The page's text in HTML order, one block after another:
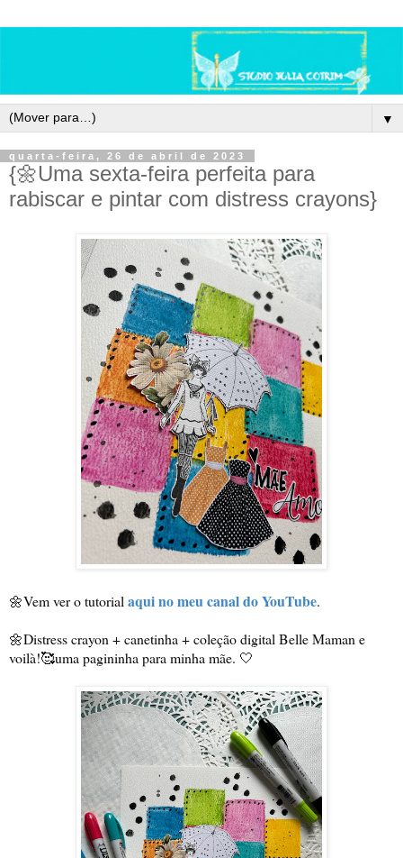
▼
quarta-feira, 26 de abril de 2023
{🌼Uma sexta-feira perfeita para
rabiscar e pintar com distress crayons}
🌼Vem ver o tutorial aqui no meu canal do YouTube.
🌼Distress crayon + canetinha + coleção digital Belle Maman e
voilà!🥰uma pagininha para minha mãe. 🤍